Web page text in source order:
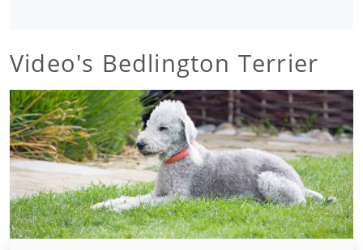
Video's Bedlington Terrier